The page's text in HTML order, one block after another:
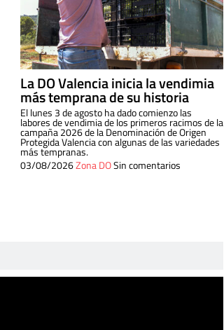
La DO Valencia inicia la vendimia
más temprana de su historia
El lunes 3 de agosto ha dado comienzo las
labores de vendimia de los primeros racimos de la
campaña 2026 de la Denominación de Origen
Protegida Valencia con algunas de las variedades
más tempranas.
03/08/2026Zona DOSin comentarios